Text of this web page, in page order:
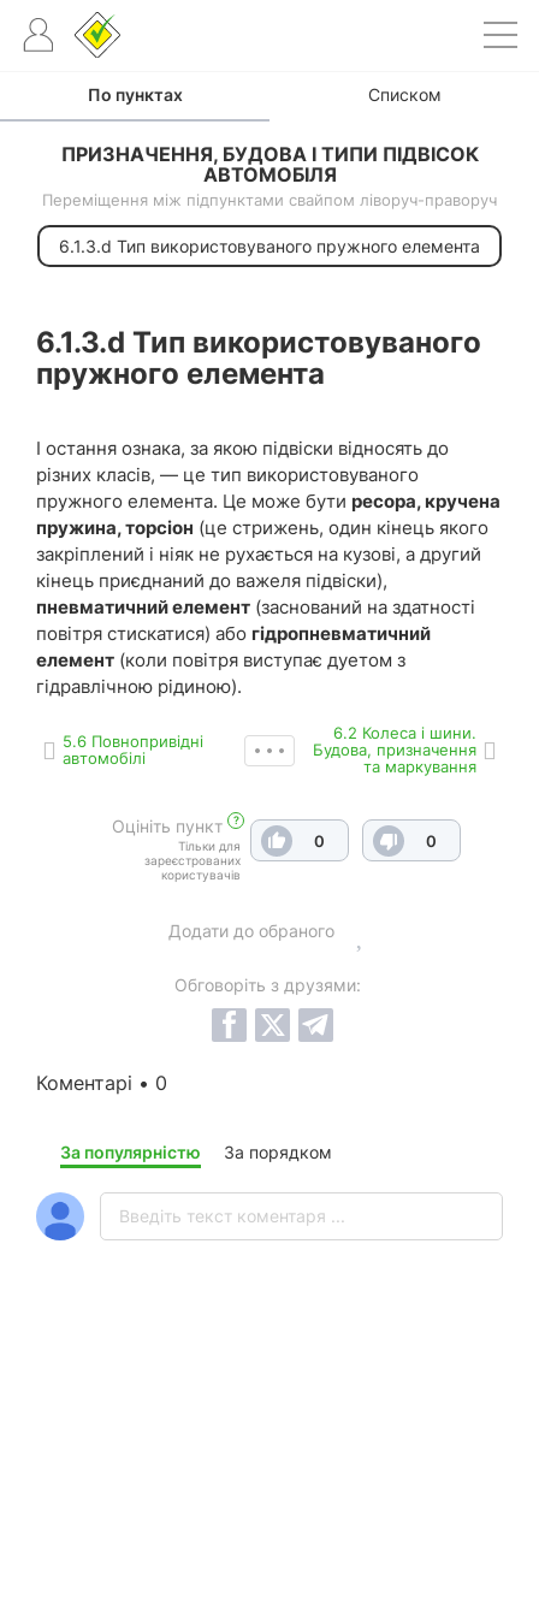
По пунктах Списком
ПРИЗНАЧЕННЯ, БУДОВА І ТИПИ ПІДВІСОК
АВТОМОБІЛЯ
Переміщення між підпунктами свайпом ліворуч-праворуч
6.1.3.d Тип використовуваного пружного елемента
6.1.3.d Тип використовуваного
пружного елемента
І остання ознака, за якою підвіски відносять до
різних класів, — це тип використовуваного
пружного елемента. Це може бути ресора, кручена
пружина, торсіон (це стрижень, один кінець якого
закріплений і ніяк не рухається на кузові, а другий
кінець приєднаний до важеля підвіски),
пневматичний елемент (заснований на здатності
повітря стискатися) або гідропневматичний
елемент (коли повітря виступає дуетом з
гідравлічною рідиною).
5.6 Повнопривідні
автомобілі
6.2 Колеса і шини.
Будова, призначення
та маркування
Оцініть пункт ?
Тільки для
зареєстрованих
користувачів
0 0
Додати до обраного
Обговоріть з друзями:
Коментарі • 0
За популярністю За порядком